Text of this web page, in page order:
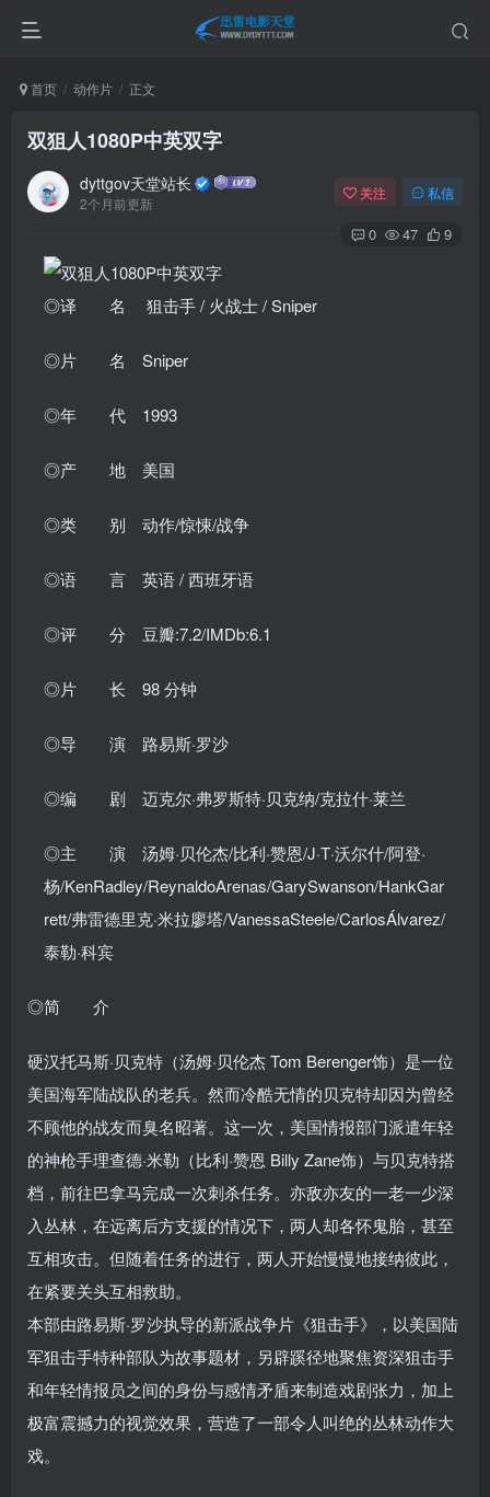
首页 动作片 正文
双狙人1080P中英双字
dyttgov天堂站长
2个月前更新
关注 私信
0 47 9
◎译 名 狙击手 / 火战士 / Sniper
◎片 名 Sniper
◎年 代 1993
◎产 地 美国
◎类 别 动作/惊悚/战争
◎语 言 英语 / 西班牙语
◎评 分 豆瓣:7.2/IMDb:6.1
◎片 长 98 分钟
◎导 演 路易斯·罗沙
◎编 剧 迈克尔·弗罗斯特·贝克纳/克拉什·莱兰
◎主 演 汤姆·贝伦杰/比利·赞恩/J·T·沃尔什/阿登·
杨/KenRadley/ReynaldoArenas/GarySwanson/HankGar
rett/弗雷德里克·米拉廖塔/VanessaSteele/CarlosÁlvarez/
泰勒·科宾
◎简 介
硬汉托马斯·贝克特（汤姆·贝伦杰 Tom Berenger饰）是一位
美国海军陆战队的老兵。然而冷酷无情的贝克特却因为曾经
不顾他的战友而臭名昭著。这一次，美国情报部门派遣年轻
的神枪手理查德·米勒（比利·赞恩 Billy Zane饰）与贝克特搭
档，前往巴拿马完成一次刺杀任务。亦敌亦友的一老一少深
入丛林，在远离后方支援的情况下，两人却各怀鬼胎，甚至
互相攻击。但随着任务的进行，两人开始慢慢地接纳彼此，
在紧要关头互相救助。
本部由路易斯·罗沙执导的新派战争片《狙击手》，以美国陆
军狙击手特种部队为故事题材，另辟蹊径地聚焦资深狙击手
和年轻情报员之间的身份与感情矛盾来制造戏剧张力，加上
极富震撼力的视觉效果，营造了一部令人叫绝的丛林动作大
戏。